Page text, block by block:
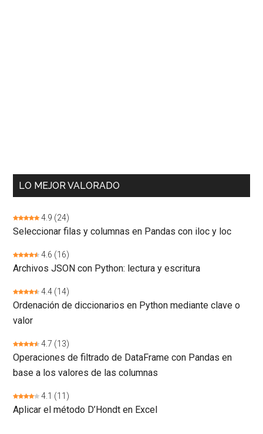
LO MEJOR VALORADO
4.9 (24)
Seleccionar filas y columnas en Pandas con iloc y loc
4.6 (16)
Archivos JSON con Python: lectura y escritura
4.4 (14)
Ordenación de diccionarios en Python mediante clave o
valor
4.7 (13)
Operaciones de filtrado de DataFrame con Pandas en
base a los valores de las columnas
4.1 (11)
Aplicar el método D’Hondt en Excel